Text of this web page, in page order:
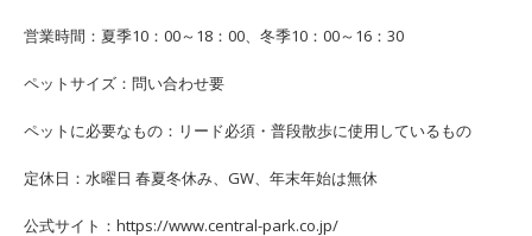
営業時間：夏季10：00～18：00、冬季10：00～16：30
ペットサイズ：問い合わせ要
ペットに必要なもの：リード必須・普段散歩に使用しているもの
定休日：水曜日 春夏冬休み、GW、年末年始は無休
公式サイト：https://www.central-park.co.jp/